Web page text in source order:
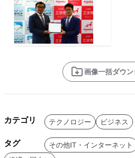
画像一括ダウン
カテゴリ テクノロジー ビジネス
タグ その他IT・インターネット